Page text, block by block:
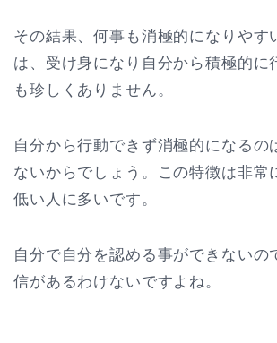
その結果、何事も消極的になりやす
は、受け身になり自分から積極的に
も珍しくありません。
自分から行動できず消極的になるの
ないからでしょう。この特徴は非常
低い人に多いです。
自分で自分を認める事ができないの
信があるわけないですよね。